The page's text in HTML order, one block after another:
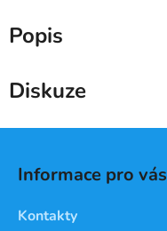
Popis
Diskuze
Informace pro vás
Kontakty